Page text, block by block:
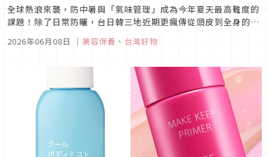
全球熱浪來襲，防中暑與「氣味管理」成為今年夏天最高難度的
課題！除了日常防曬，台日韓三地近期更瘋傳從頭皮到全身的
沐、韓國 Olive Young 洗護冠軍 Lilyeve「38針降溫精華
2026年06月08日 ｜ 美容保養 、 台灣好物